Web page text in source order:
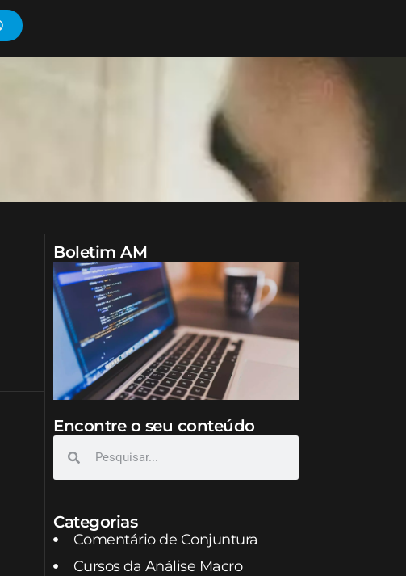
Boletim AM
Encontre o seu conteúdo
Categorias
Comentário de Conjuntura
Cursos da Análise Macro